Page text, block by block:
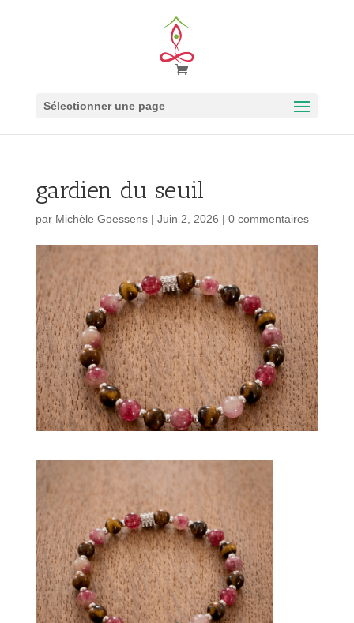
Sélectionner une page
gardien du seuil
par Michèle Goessens| Juin 2, 2026 | 0 commentaires